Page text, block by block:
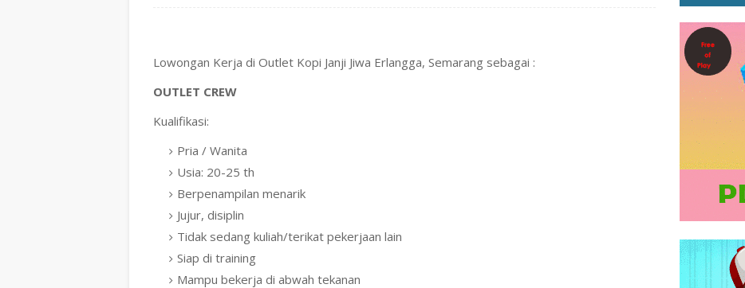
Lowongan Kerja di Outlet Kopi Janji Jiwa Erlangga, Semarang sebagai :
OUTLET CREW
Kualifikasi:
Pria / Wanita
Usia: 20-25 th
Berpenampilan menarik
Jujur, disiplin
Tidak sedang kuliah/terikat pekerjaan lain
Siap di training
Mampu bekerja di abwah tekanan